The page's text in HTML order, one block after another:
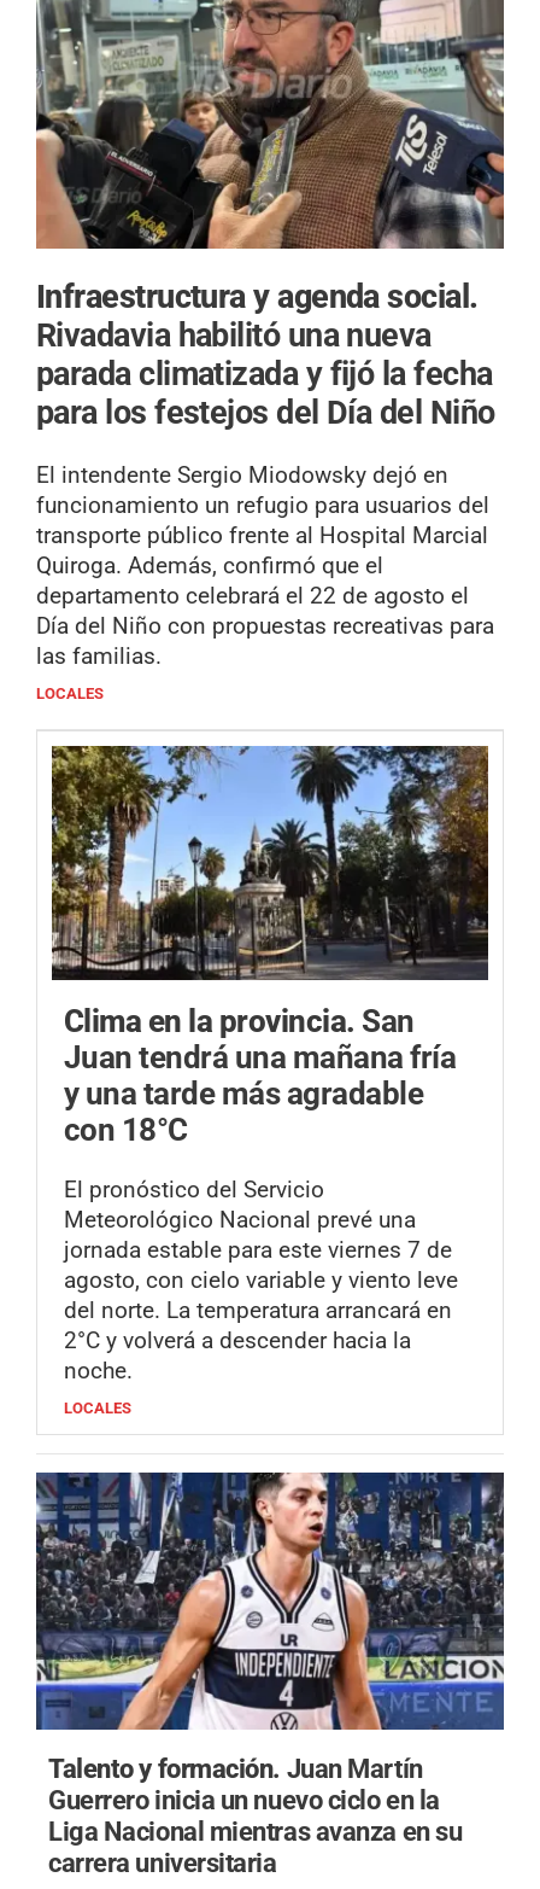
Infraestructura y agenda social.
Rivadavia habilitó una nueva
parada climatizada y fijó la fecha
para los festejos del Día del Niño
El intendente Sergio Miodowsky dejó en
funcionamiento un refugio para usuarios del
transporte público frente al Hospital Marcial
Quiroga. Además, confirmó que el
departamento celebrará el 22 de agosto el
Día del Niño con propuestas recreativas para
las familias.
LOCALES
Clima en la provincia. San
Juan tendrá una mañana fría
y una tarde más agradable
con 18°C
El pronóstico del Servicio
Meteorológico Nacional prevé una
jornada estable para este viernes 7 de
agosto, con cielo variable y viento leve
del norte. La temperatura arrancará en
2°C y volverá a descender hacia la
noche.
LOCALES
Talento y formación. Juan Martín
Guerrero inicia un nuevo ciclo en la
Liga Nacional mientras avanza en su
carrera universitaria